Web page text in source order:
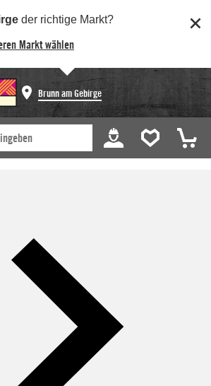
der richtige Markt?
Markt wählen
Brunn am Gebirge